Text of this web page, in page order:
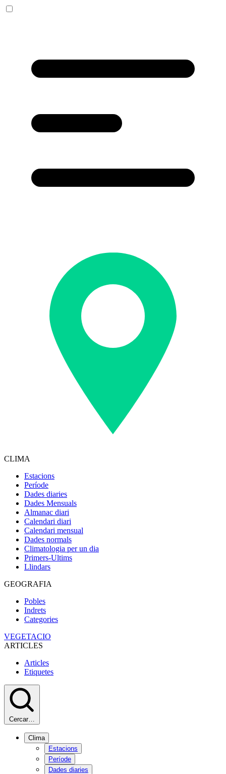
CLIMA
Estacions
Període
Dades diaries
Dades Mensuals
Almanac diari
Calendari diari
Calendari mensual
Dades normals
Climatologia per un dia
Primers-Ultims
Llindars
GEOGRAFIA
Pobles
Indrets
Categories
VEGETACIO
ARTICLES
Articles
Etiquetes
Cercar…
Clima
Estacions
Període
Dades diaries